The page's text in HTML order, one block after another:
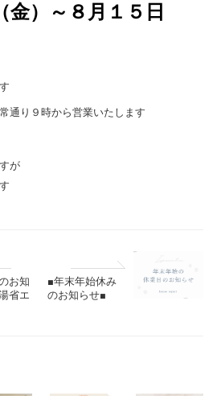
金）～８月１５日
通り９時から営業いたします
が
お知
省エ
■年末年始休み
のお知らせ■